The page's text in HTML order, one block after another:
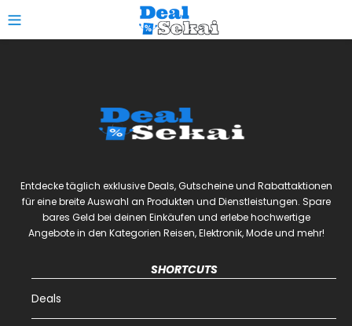
Entdecke täglich exklusive Deals, Gutscheine und Rabattaktionen
für eine breite Auswahl an Produkten und Dienstleistungen. Spare
bares Geld bei deinen Einkäufen und erlebe hochwertige
Angebote in den Kategorien Reisen, Elektronik, Mode und mehr!
SHORTCUTS
Deals